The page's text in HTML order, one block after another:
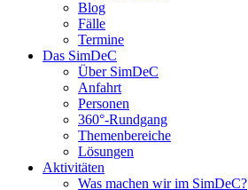
Blog
Fälle
Termine
Das SimDeC
Über SimDeC
Anfahrt
Personen
360°-Rundgang
Themenbereiche
Lösungen
Aktivitäten
Was machen wir im SimDeC?